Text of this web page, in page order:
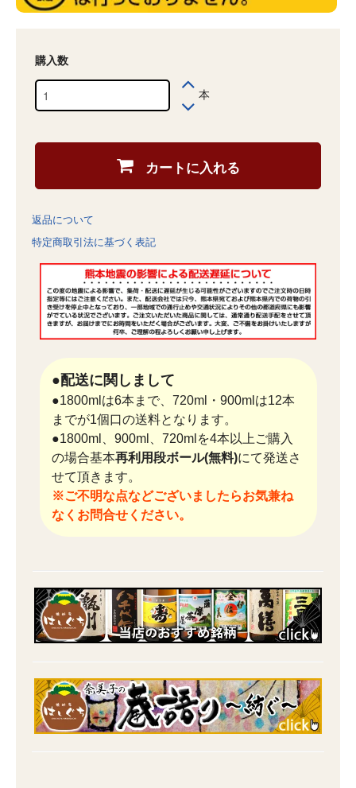
購入数
本
カートに入れる
返品について
特定商取引法に基づく表記
●配送に関しまして
●1800mlは6本まで、720ml・900mlは12本
までが1個口の送料となります。
●1800ml、900ml、720mlを4本以上ご購入
の場合基本再利用段ボール(無料)にて発送さ
せて頂きます。
※ご不明な点などございましたらお気兼ね
なくお問合せください。